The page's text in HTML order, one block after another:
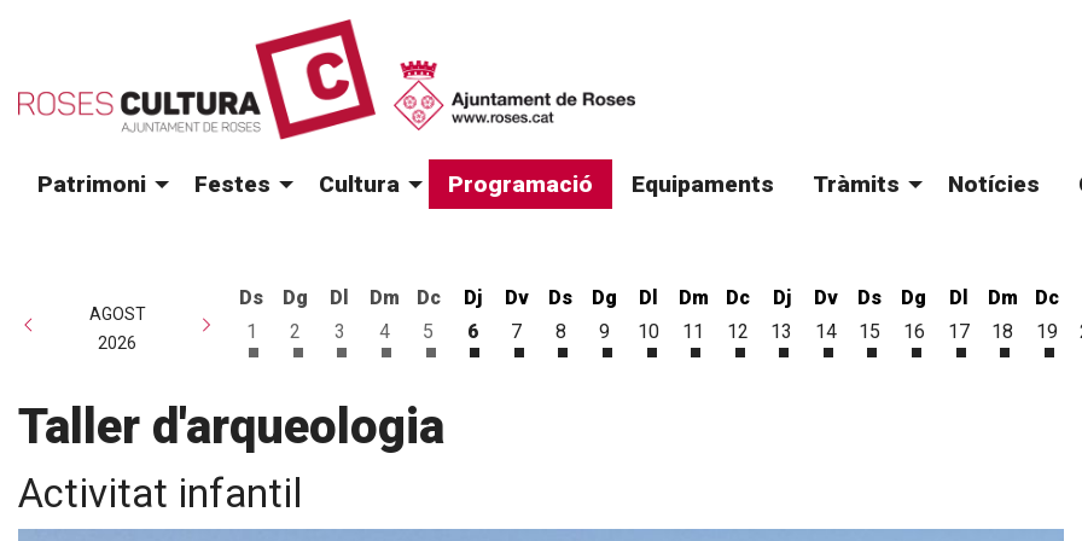
Patrimoni Festes Cultura Programació Equipaments Tràmits Notícies
AGOST
2026
Ds
1
Dissabte 1 d'agost
Dg
2
Diumenge 2 d'agost
Dl
3
Dilluns 3 d'agost
Dm
4
Dimarts 4 d'agost
Dc
5
Dimecres 5 d'agost
Dj
6
Dijous 6 d'agost
Dv
7
Divendres 7 d'agost
Ds
8
Dissabte 8 d'agost
Dg
9
Diumenge 9 d'agost
Dl
10
Dilluns 10 d'agost
Dm
11
Dimarts 11 d'agost
Dc
12
Dimecres 12 d'agost
Dj
13
Dijous 13 d'agost
Dv
14
Divendres 14 d'agost
Ds
15
Dissabte 15 d'agost
Dg
16
Diumenge 16
Dl
17
Dilluns 17
Dm
18
Dimarts
Dc
19
Taller d'arqueologia
Activitat infantil